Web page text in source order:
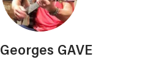
Georges GAVE